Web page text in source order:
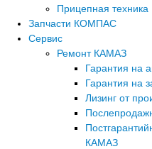
Прицепная техника
Запчасти КОМПАС
Сервис
Ремонт КАМАЗ
Гарантия на
Гарантия на
Лизинг от
КАМАЗ